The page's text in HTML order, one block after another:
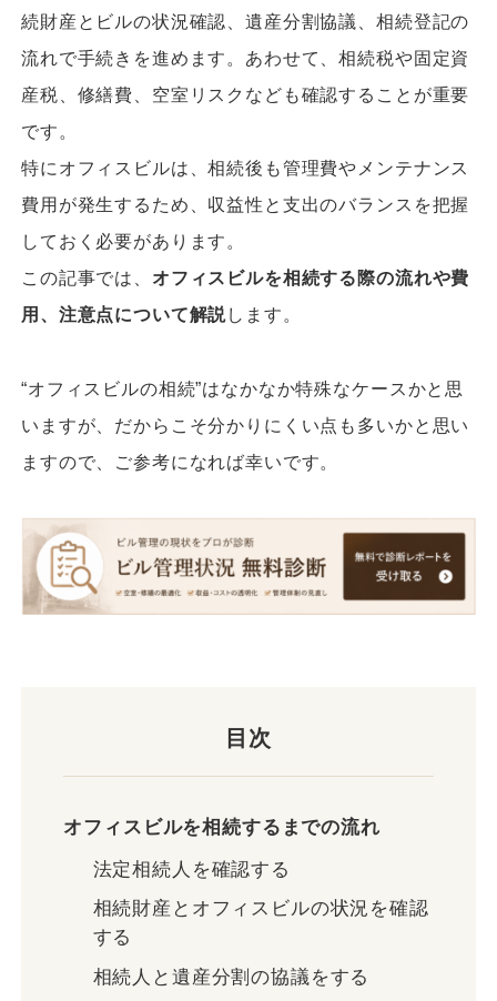
続財産とビルの状況確認、遺産分割協議、相続登記の
流れで手続きを進めます。あわせて、相続税や固定資
産税、修繕費、空室リスクなども確認することが重要
です。
特にオフィスビルは、相続後も管理費やメンテナンス
費用が発生するため、収益性と支出のバランスを把握
しておく必要があります。
この記事では、 オフィスビルを相続する際の流れや費
用、注意点について解説します。
“オフィスビルの相続”はなかなか特殊なケースかと思
いますが、だからこそ分かりにくい点も多いかと思い
ますので、ご参考になれば幸いです。
目次
オフィスビルを相続するまでの流れ
法定相続人を確認する
相続財産とオフィスビルの状況を確認
する
相続人と遺産分割の協議をする